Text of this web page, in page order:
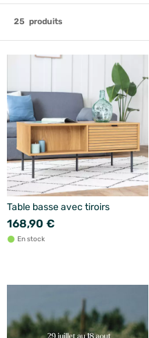
25 produits
Table basse avec tiroirs
168,90 €
En stock